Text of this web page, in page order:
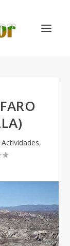
Actividades,